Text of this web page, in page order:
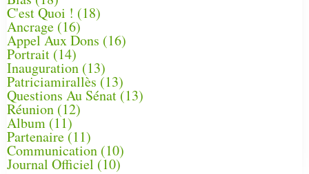
C'est Quoi ! (18)
Ancrage (16)
Appel Aux Dons (16)
Portrait (14)
Inauguration (13)
Patriciamirallès (13)
Questions Au Sénat(13)
Réunion (12)
Album (11)
Partenaire(11)
Communication (10)
Journal Officiel (10)